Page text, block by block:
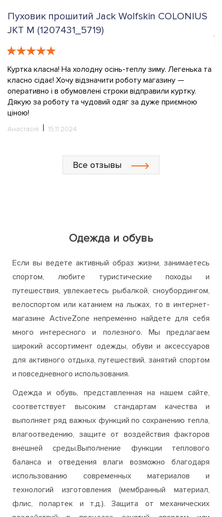
Пуховик прошитий Jack Wolfskin COLONIUS
JKT M (1207431_5719)
Куртка класна! На холодну осінь-теплу зиму. Легенька та
класно сідає! Хочу відзначити роботу магазину —
оперативно і в обумовлені строки відправили куртку.
Дякую за роботу та чудовий одяг за дуже приємною
ціною!
Анастасія 15.11.2024
Все отзывы
Одежда и обувь
Если вы ведете активный образ жизни, занимаетесь
спортом, любите туристические походы и
путешествия, увлекаетесь рыбалкой, сноубордингом,
велоспортом или катанием на лыжах, то в интернет-
магазине ActiveZone непременно найдете для себя
много интересного и полезного. Мы предлагаем
широкий ассортимент одежды, обуви и аксессуаров
для активного отдыха, путешествий, занятий спортом
и повседневного использования.
Одежда и обувь, представленная на нашем сайте,
соответствует высоким стандартам качества и
выполняет ряд важных функций по сохранению тепла,
влагоотведению, защите от воздействия факторов
внешней среды.Выполнение функции теплового
баланса и отведения влаги возможно благодаря
использованию современных материалов и
технологий изготовления (мембранный материал,
флис, полартек и т.д.). Защита от механических